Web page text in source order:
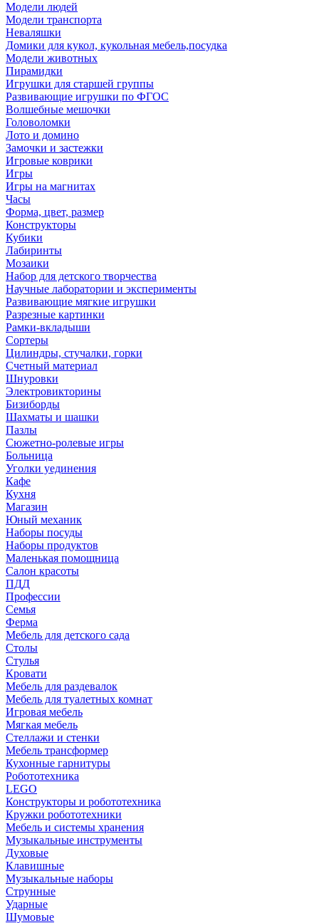
Модели людей
Модели транспорта
Неваляшки
Домики для кукол, кукольная мебель,посудка
Модели животных
Пирамидки
Игрушки для старшей группы
Развивающие игрушки по ФГОС
Волшебные мешочки
Головоломки
Лото и домино
Замочки и застежки
Игровые коврики
Игры
Игры на магнитах
Часы
Форма, цвет, размер
Конструкторы
Кубики
Лабиринты
Мозаики
Набор для детского творчества
Научные лаборатории и эксперименты
Развивающие мягкие игрушки
Разрезные картинки
Рамки-вкладыши
Сортеры
Цилиндры, стучалки, горки
Счетный материал
Шнуровки
Электровикторины
Бизиборды
Шахматы и шашки
Пазлы
Сюжетно-ролевые игры
Больница
Уголки уединения
Кафе
Кухня
Магазин
Юный механик
Наборы посуды
Наборы продуктов
Маленькая помощница
Салон красоты
ПДД
Профессии
Семья
Ферма
Мебель для детского сада
Столы
Cтулья
Кровати
Мебель для раздевалок
Мебель для туалетных комнат
Игровая мебель
Мягкая мебель
Стеллажи и стенки
Мебель трансформер
Кухонные гарнитуры
Робототехника
LEGO
Конструкторы и робототехника
Кружки робототехники
Мебель и системы хранения
Музыкальные инструменты
Духовые
Клавишные
Музыкальные наборы
Струнные
Ударные
Шумовые